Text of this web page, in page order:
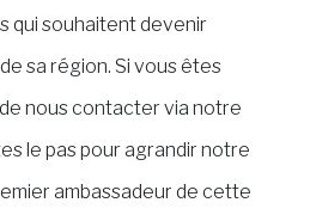
qui souhaitent devenir
sa région. Si vous êtes
nous contacter via notre
le pas pour agrandir notre
ambassadeur de cette